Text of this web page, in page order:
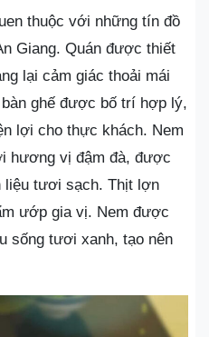
thuộc với những tín đồ
Giang. Quán được thiết
lại cảm giác thoải mái
ghế được bố trí hợp lý,
lợi cho thực khách. Nem
hương vị đậm đà, được
liệu tươi sạch. Thịt lợn
ướp gia vị. Nem được
sống tươi xanh, tạo nên